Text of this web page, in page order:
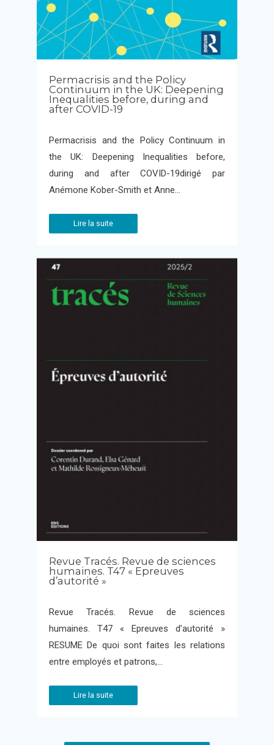
Permacrisis and the Policy
Continuum in the UK: Deepening
Inequalities before, during and
after COVID-19
Permacrisis and the Policy Continuum in
the UK: Deepening Inequalities before,
during and after COVID-19dirigé par
Anémone Kober-Smith et Anne…
Lire la suite
Revue Tracés. Revue de sciences
humaines. T47 « Epreuves
d’autorité »
Revue Tracés. Revue de sciences
humaines. T47 « Epreuves d’autorité »
RESUME De quoi sont faites les relations
entre employés et patrons,…
Lire la suite